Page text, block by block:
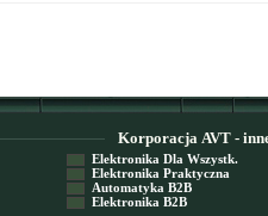
Korporacja AVT -
Elektronika Dla Wszystk.
Elektronika Praktyczna
Automatyka B2B
Elektronika B2B